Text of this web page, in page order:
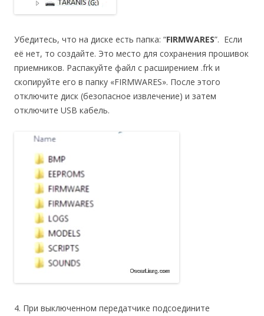
Убедитесь, что на диске есть папка: “FIRMWARES”. Если
её нет, то создайте. Это место для сохранения прошивок
приемников. Распакуйте файл с расширением .frk и
скопируйте его в папку «FIRMWARES». После этого
отключите диск (безопасное извлечение) и затем
отключите USB кабель.
4. При выключенном передатчике подсоедините